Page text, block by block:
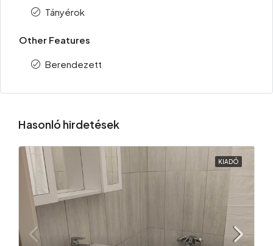
Tányérok
Other Features
Berendezett
Hasonló hirdetések
KIADÓ